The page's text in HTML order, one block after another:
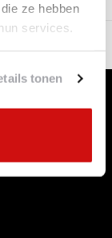
ze hebben
services.
tonen